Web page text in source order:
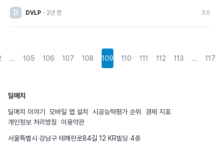
D DVLP · 2년 전 3 0
... 105 106 107 108 109 110 111 112 113 ... 117
딜매치
딜매치 이야기 모바일 앱 설치 시공능력평가 순위
경제 지표
개인정보 처리방침
이용약관
서울특별시 강남구 테헤란로84길 12 KR빌딩 4층